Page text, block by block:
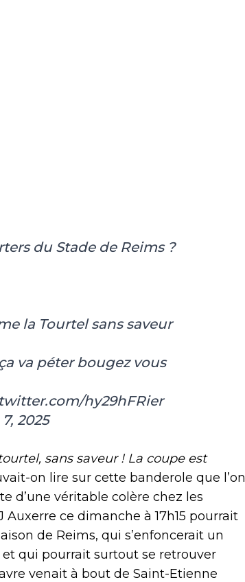
du Stade de Reims ?
la Tourtel sans saveur
va péter bougez vous
hy29hFRier
2025
sans saveur ! La coupe est
on lire sur cette banderole que l’on
d’une véritable colère chez les
Auxerre ce dimanche à 17h15 pourrait
de Reims, qui s’enfoncerait un
qui pourrait surtout se retrouver
venait à bout de Saint-Etienne